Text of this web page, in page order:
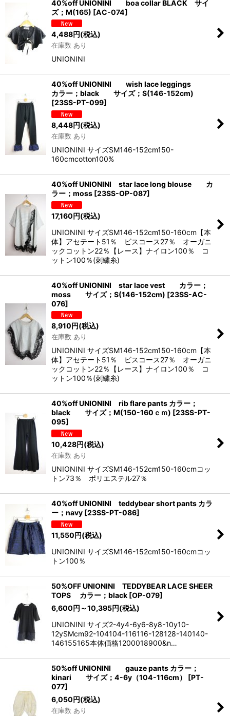
40%off UNIONINI boa collar BLACK サイ
ズ；M(165) [AC-074]
4,488円(税込)
在庫数 あり
UNIONINI
40%off UNIONINI wish lace leggings
カラー；black サイズ；S(146-152cm)
[23SS-PT-099]
8,448円(税込)
在庫数 あり
UNIONINI サイズSM146-152cm150-
160cmcotton100%
40%off UNIONINI star lace long blouse カ
ラー；moss [23SS-OP-087]
17,160円(税込)
UNIONINI サイズSM146-152cm150-160cm【本
体】アセテート51％ ビスコース27％ オーガニ
ックコットン22％【レース】ナイロン100％ コ
ットン100％(刺繍糸)
40%off UNIONINI star lace vest カラー；
moss サイズ；S(146-152cm) [23SS-AC-
076]
8,910円(税込)
在庫数 あり
UNIONINI サイズSM146-152cm150-160cm【本
体】アセテート51％ ビスコース27％ オーガニ
ックコットン22％【レース】ナイロン100％ コ
ットン100％(刺繍糸)
40%off UNIONINI rib flare pants カラー；
black サイズ；M(150-160ｃｍ) [23SS-PT-
095]
10,428円(税込)
在庫数 あり
UNIONINI サイズSM146-152cm150-160cmコッ
トン73％ ポリエステル27％
40%off UNIONINI teddybear short pants カラ
ー；navy [23SS-PT-086]
11,550円(税込)
UNIONINI サイズSM146-152cm150-160cmコッ
トン100％
50%OFF UNIONINI TEDDYBEAR LACE SHEER
TOPS カラー；black [OP-079]
6,600円 ～10,395円(税込)
UNIONINI サイズ2-4y4-6y6-8y8-10y10-
12ySMcm92-104104-116116-128128-140140-
146155165本体価格1200018900&n…
50%off UNIONINI gauze pants カラー；
kinari サイズ；4-6y（104-116cm）
[PT-
077]
6,050円(税込)
在庫数 あり